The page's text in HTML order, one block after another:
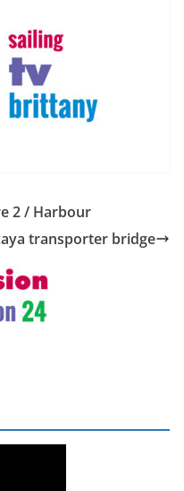
2 / Harbour
transporter bridge